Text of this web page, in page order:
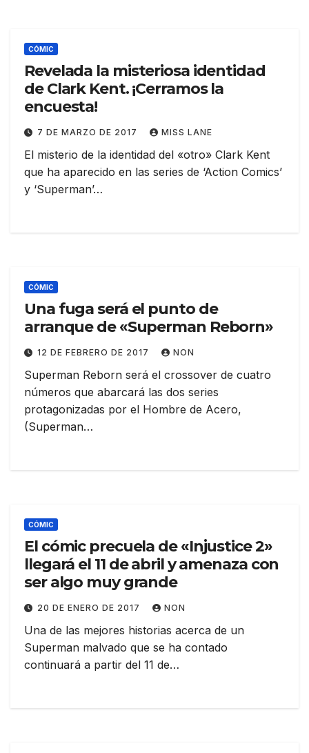
CÓMIC
Revelada la misteriosa identidad
de Clark Kent. ¡Cerramos la
encuesta!
7 DE MARZO DE 2017 MISS LANE
El misterio de la identidad del «otro» Clark Kent
que ha aparecido en las series de ‘Action Comics’
y ‘Superman’…
CÓMIC
Una fuga será el punto de
arranque de «Superman Reborn»
12 DE FEBRERO DE 2017 NON
Superman Reborn será el crossover de cuatro
números que abarcará las dos series
protagonizadas por el Hombre de Acero,
(Superman…
CÓMIC
El cómic precuela de «Injustice 2»
llegará el 11 de abril y amenaza con
ser algo muy grande
20 DE ENERO DE 2017 NON
Una de las mejores historias acerca de un
Superman malvado que se ha contado
continuará a partir del 11 de…